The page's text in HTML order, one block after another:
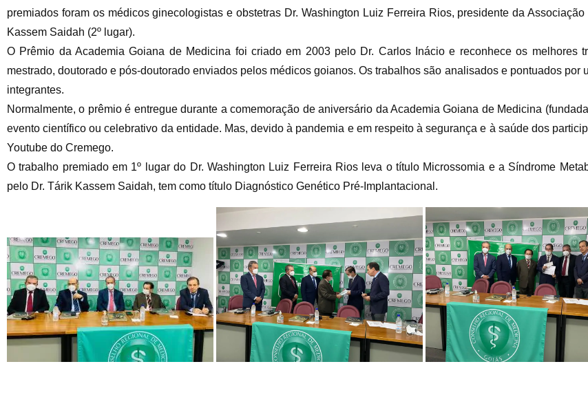
premiados foram os médicos ginecologistas e obstetras Dr. Washington Luiz Ferreira Rios, presidente da
Kassem Saidah (2º lugar).
O Prêmio da Academia Goiana de Medicina foi criado em 2003 pelo Dr. Carlos Inácio e reconhece os melhores
mestrado, doutorado e pós-doutorado enviados pelos médicos goianos. Os trabalhos são analisados e pontuados por
integrantes.
Normalmente, o prêmio é entregue durante a comemoração de aniversário da Academia Goiana de Medicina
evento científico ou celebrativo da entidade. Mas, devido à pandemia e em respeito à segurança e à saúde dos
Youtube do Cremego.
O trabalho premiado em 1º lugar do Dr. Washington Luiz Ferreira Rios leva o título Microssomia e a Síndrome
pelo Dr. Tárik Kassem Saidah, tem como título Diagnóstico Genético Pré-Implantacional.